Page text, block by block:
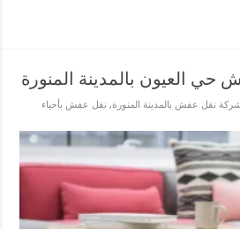
العيون بالمدينة المنورة
نقل عفش بالمدينة المنورة, نقل عفش بأحياء